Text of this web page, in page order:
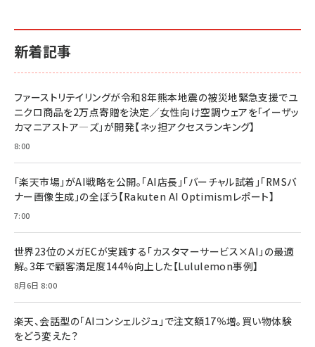
新着記事
ファーストリテイリングが令和8年熊本地震の被災地緊急支援でユ
ニクロ商品を2万点寄贈を決定／女性向け空調ウェアを「イーザッ
カマニアストア―ズ」が開発【ネッ担アクセスランキング】
8:00
「楽天市場」がAI戦略を公開。「AI店長」「バーチャル試着」「RMSバ
ナー画像生成」の全ぼう【Rakuten AI Optimismレポート】
7:00
世界23位のメガECが実践する「カスタマーサービス×AI」の最適
解。3年で顧客満足度144%向上した【Lululemon事例】
8月6日 8:00
楽天、会話型の「AIコンシェルジュ」で注文額17％増。買い物体験
をどう変えた？